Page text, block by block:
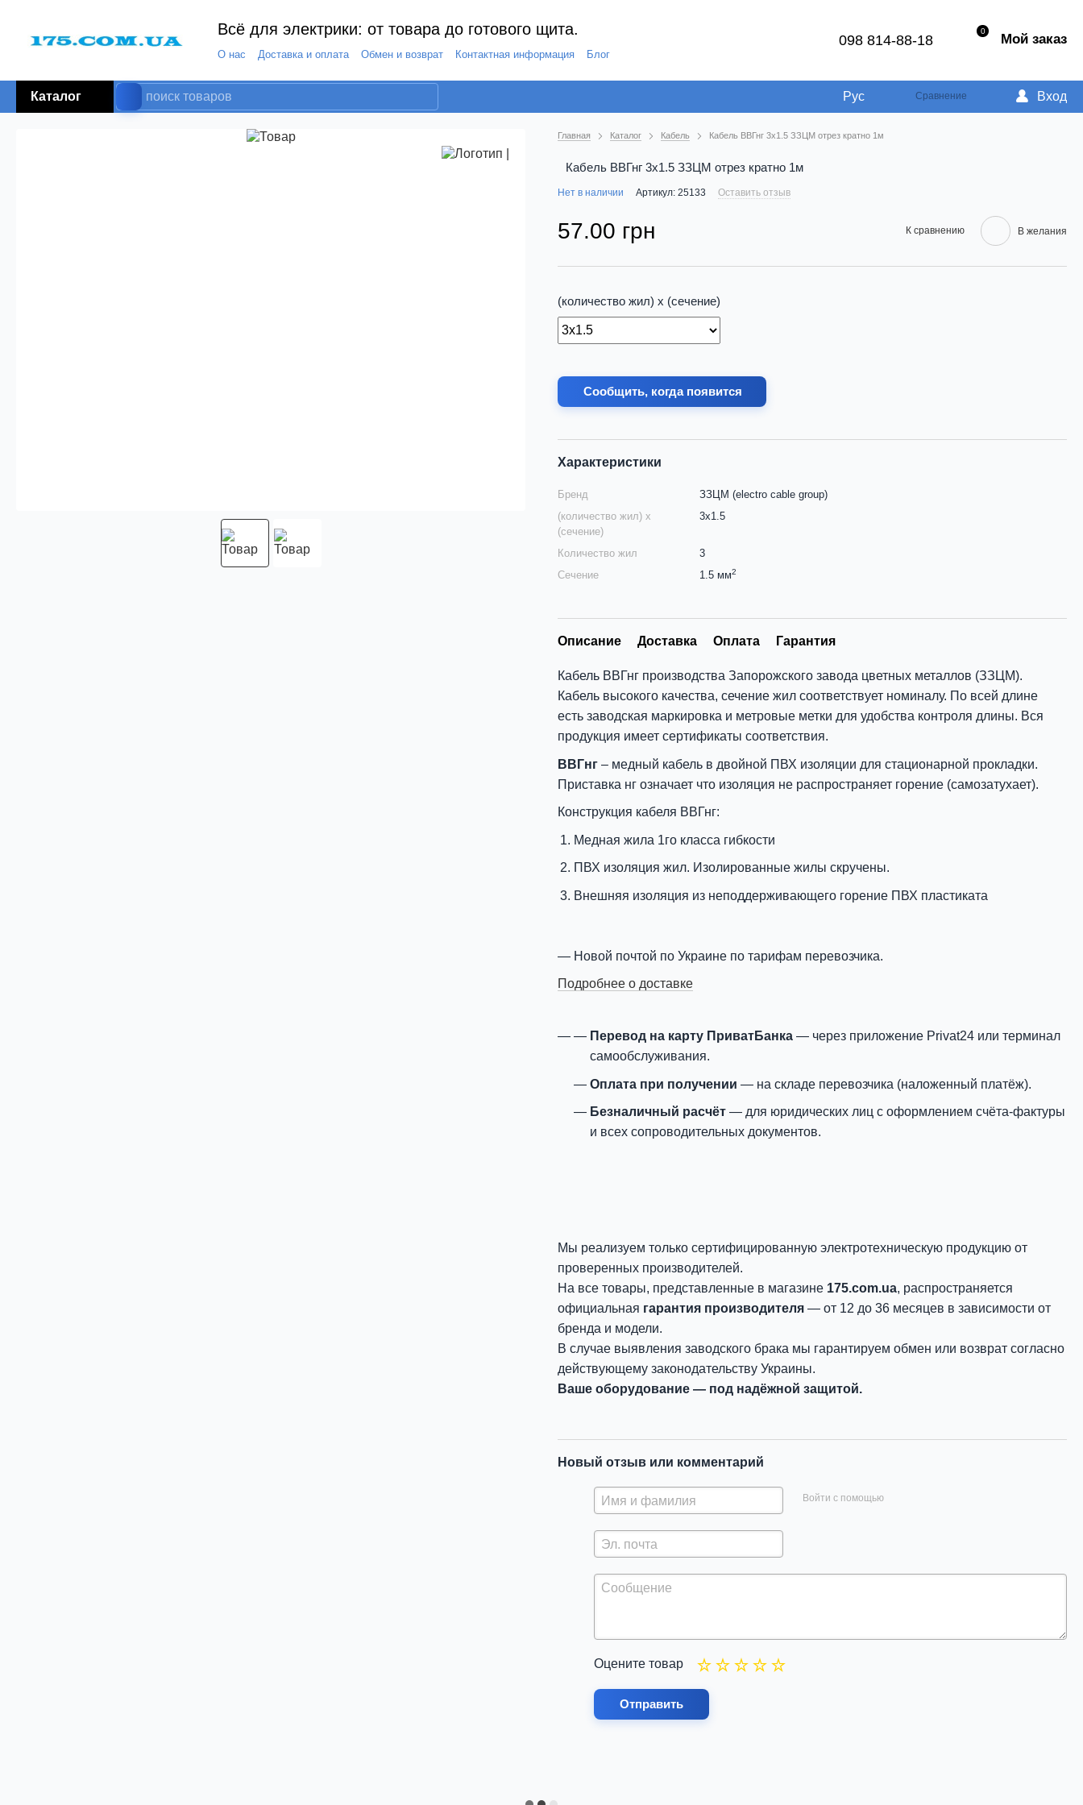
Всё для электрики: от товара до готового щита.
О нас Доставка и оплата Обмен и возврат Контактная информация Блог
098 814-88-18
0 Мой заказ
Каталог Рус Сравнение Вход
Главная Каталог Кабель Кабель ВВГнг 3х1.5 ЗЗЦМ отрез кратно 1м
Кабель ВВГнг 3х1.5 ЗЗЦМ отрез кратно 1м
Нет в наличии Артикул: 25133 Оставить отзыв
57.00 грн К сравнению В желания
(количество жил) х (сечение)
Сообщить, когда появится
Характеристики
Бренд
ЗЗЦМ (electro cable group)
(количество жил) х
(сечение)
3х1.5
Количество жил
3
Сечение
1.5 мм2
Описание Доставка Оплата Гарантия
Кабель ВВГнг производства Запорожского завода цветных металлов (ЗЗЦМ).
Кабель высокого качества, сечение жил соответствует номиналу. По всей длине
есть заводская маркировка и метровые метки для удобства контроля длины. Вся
продукция имеет сертификаты соответствия.
ВВГнг – медный кабель в двойной ПВХ изоляции для стационарной прокладки.
Приставка нг означает что изоляция не распространяет горение (самозатухает).
Конструкция кабеля ВВГнг:
Медная жила 1го класса гибкости
ПВХ изоляция жил. Изолированные жилы скручены.
Внешняя изоляция из неподдерживающего горение ПВХ пластиката
Новой почтой по Украине по тарифам перевозчика.
Подробнее о доставке
Перевод на карту ПриватБанка — через приложение Privat24 или терминал
самообслуживания.
Оплата при получении — на складе перевозчика (наложенный платёж).
Безналичный расчёт — для юридических лиц с оформлением счёта-фактуры
и всех сопроводительных документов.
Мы реализуем только сертифицированную электротехническую продукцию от
проверенных производителей.
На все товары, представленные в магазине 175.com.ua, распространяется
официальная гарантия производителя — от 12 до 36 месяцев в зависимости от
бренда и модели.
В случае выявления заводского брака мы гарантируем обмен или возврат согласно
действующему законодательству Украины.
Ваше оборудование — под надёжной защитой.
Новый отзыв или комментарий
Войти с помощью
Оцените товар
Отправить